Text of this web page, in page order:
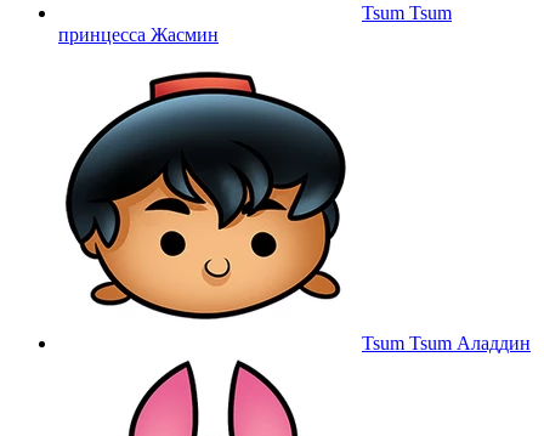
Tsum Tsum
принцесса Жасмин
Tsum Tsum Аладдин